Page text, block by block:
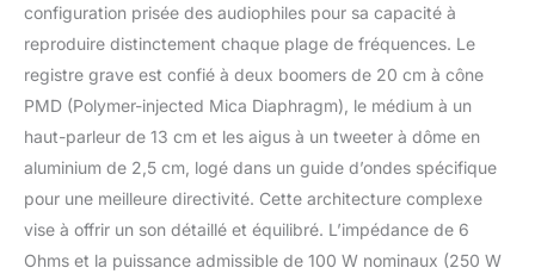
configuration prisée des audiophiles pour sa capacité à
reproduire distinctement chaque plage de fréquences. Le
registre grave est confié à deux boomers de 20 cm à cône
PMD (Polymer-injected Mica Diaphragm), le médium à un
haut-parleur de 13 cm et les aigus à un tweeter à dôme en
aluminium de 2,5 cm, logé dans un guide d’ondes spécifique
pour une meilleure directivité. Cette architecture complexe
vise à offrir un son détaillé et équilibré. L’impédance de 6
Ohms et la puissance admissible de 100 W nominaux (250 W